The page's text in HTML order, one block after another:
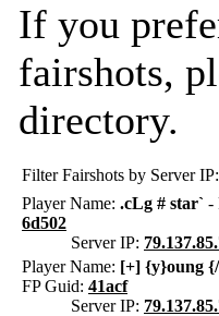
If you
fairshots,
directory.
Filter Fairshots by Server IP:
Player Name: .cLg # star` -
6d502
Server IP:
Player Name: [+] {y}oung
FP Guid: 41acf
Server IP: